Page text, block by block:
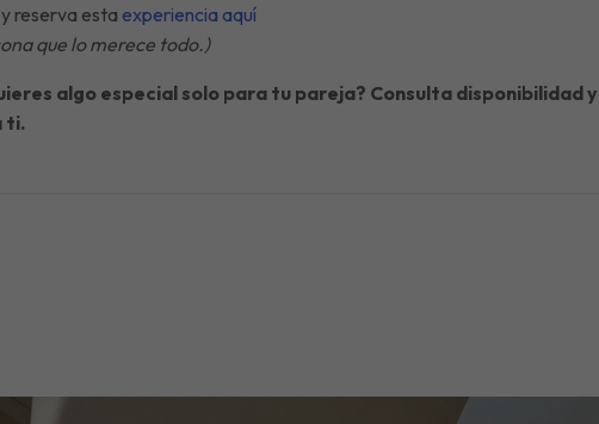
reserva esta experiencia aquí
que lo merece todo.)
algo especial solo para tu pareja? Consulta
ti.